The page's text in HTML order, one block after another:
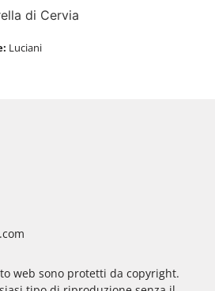
di Cervia
Luciani
web sono protetti da copyright.